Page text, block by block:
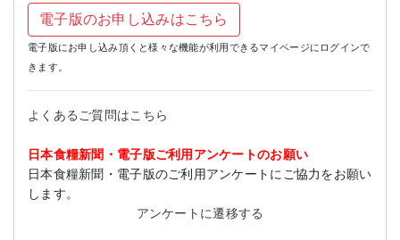
電子版のお申し込みはこちら
電子版にお申し込み頂くと様々な機能が利用できるマイページにログインで
きます。
よくあるご質問はこちら
日本食糧新聞・電子版ご利用アンケートのお願い
日本食糧新聞・電子版のご利用アンケートにご協力をお願い
します。
アンケートに遷移する